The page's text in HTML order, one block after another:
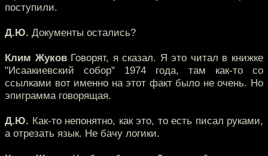
поступили.
Д.Ю. Документы остались?
Клим ЖуковГоворят, я сказал. Я это читал в книжке
"Исаакиевский собор" 1974 года, там как-то со
ссылками вот именно на этот факт было не очень. Но
эпиграмма говорящая.
Д.Ю. Как-то непонятно, как это, то есть писал руками,
а отрезать язык. Не бачу логики.